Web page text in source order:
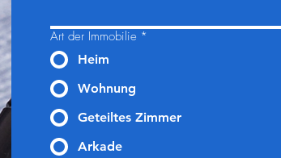
Art der Immobilie *
Heim
Wohnung
Geteiltes Zimmer
Arkade